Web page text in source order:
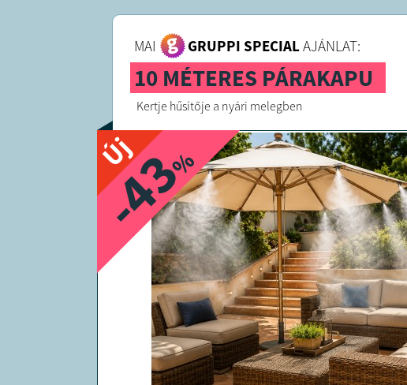
MAI GRUPPI SPECIALAJÁNLAT:
10 MÉTERES PÁRAKAPU
Kertje hűsítője a nyári melegben
Új
-43
%